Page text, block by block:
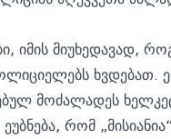
იმის მიუხედავად,
მოძალადეს
რომ